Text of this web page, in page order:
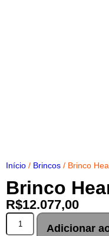
Início / Brincos / Brinco
Brinco
R$12.077,00
Adicionar